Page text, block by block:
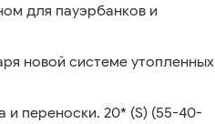
для пауэрбанков и
новой системе утопленных
и переноски. 20* (S) (55-40-